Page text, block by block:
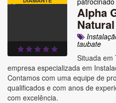
Alpha
taubate
Situada em
empresa especializada em
Contamos com uma equipe de
qualificados e com anos de
com excelência.